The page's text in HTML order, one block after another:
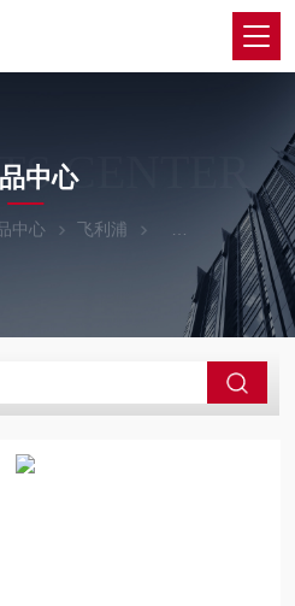
CENTER
中心
中心 飞利浦 飞利浦电子镇流器